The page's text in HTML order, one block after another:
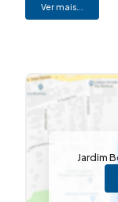
🚗 1 vaga de
🛋️ Sala de estar
ambiente
🌿 Sacada,
natural
🍽️ Cozinha
Ver mais...
Jardim